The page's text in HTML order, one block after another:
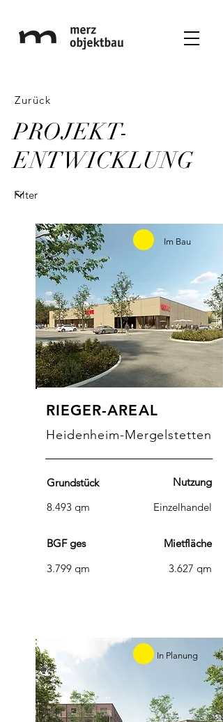
Zurück
PROJEKT-
ENTWICKLUNG
Im Bau
RIEGER-AREAL
Heidenheim-Mergelstetten
Grundstück
8.493 qm
BGF ges
3.799 qm
Nutzung
Einzelhandel
Mietfläche
3.627 qm
In Planung